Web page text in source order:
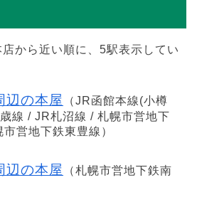
から近い順に、5駅表示してい
辺の本屋
（JR函館本線(小樽
線 / JR札沼線 / 札幌市営地下
営地下鉄東豊線）
辺の本屋
（札幌市営地下鉄南